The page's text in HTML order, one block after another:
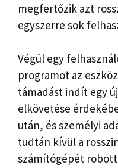
megfertőzik azt
egyszerre sok
Végül egy
programot az
támadást indít egy
elkövetése
után, és személyi
tudtán kívül a
számítógépét